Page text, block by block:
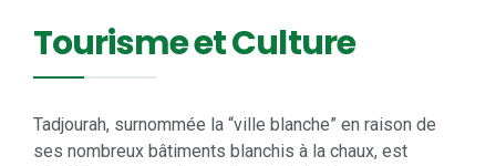
Tourisme et Culture
Tadjourah, surnommée la “ville blanche” en raison de
ses nombreux bâtiments blanchis à la chaux, est